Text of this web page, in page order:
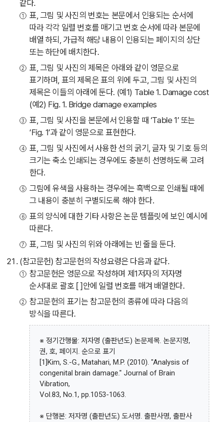
같다.
표, 그림 및 사진의 번호는 본문에서 인용되는 순서에
따라 각각 일렬 번호를 매기고 번호 순서에 따라 본문에
배열 하되, 가급적 해당 내용이 인용되는 페이지의 상단
또는 하단에 배치한다.
표, 그림 및 사진의 제목은 아래와 같이 영문으로
표기하며, 표의 제목은 표의 위에 두고, 그림 및 사진의
제목은 이들의 아래에 둔다. (예1) Table 1. Damage cost
(예2) Fig. 1. Bridge damage examples
표, 그림 및 사진을 본문에서 인용할 때 ‘Table 1’ 또는
‘Fig. 1’과 같이 영문으로 표현한다.
표, 그림 및 사진에서 사용한 선의 굵기, 글자 및 기호 등의
크기는 축소 인쇄되는 경우에도 충분히 선명하도록 고려
한다.
그림에 유색을 사용하는 경우에는 흑백으로 인쇄될 때에
그 내용이 충분히 구별되도록 해야 한다.
표의 양식에 대한 기타 사항은 논문 템플릿에 보인 예시에
따른다.
표, 그림 및 사진의 위와 아래에는 빈 줄을 둔다.
(참고문헌) 참고문헌의 작성요령은 다음과 같다.
참고문헌은 영문으로 작성하며 제1저자의 저자명
순서대로 괄호 [ ]안에 일렬 번호를 매겨 배열한다.
참고문헌의 표기는 참고문헌의 종류에 따라 다음의
방식을 따른다.
※ 정기간행물: 저자명 (출판년도) 논문제목. 논문지명,
권, 호, 페이지. 순으로 표기
[1]Kim, S.-G., Matahari, M.P. (2010). "Analysis of
congenital brain damage." Journal of Brain
Vibration,
Vol.83, No.1, pp.1053-1063.
※ 단행본: 저자명 (출판년도) 도서명. 출판사명, 출판사